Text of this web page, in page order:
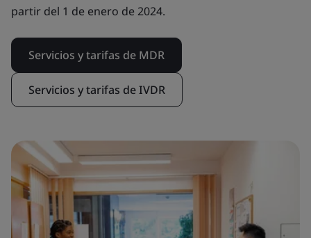
partir del 1 de enero de 2024.
Servicios y tarifas de MDR
Servicios y tarifas de IVDR